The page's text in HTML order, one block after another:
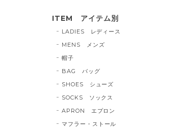
ITEM アイテム別
LADIES レディース
MENS メンズ
帽子
BAG バッグ
SHOES シューズ
SOCKS ソックス
APRON エプロン
マフラー・ストール